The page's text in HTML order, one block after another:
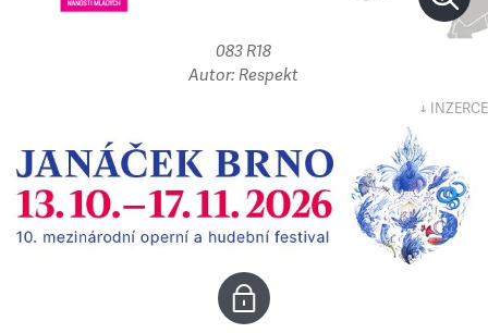
083 R18
Autor: Respekt
↓ INZERCE